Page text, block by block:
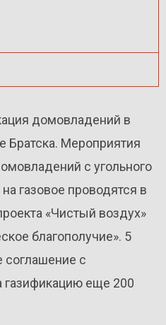
домовладений в
Братска. Мероприятия
с угольного
газовое проводятся в
«Чистый воздух»
благополучие». 5
соглашение с
газификацию еще 200